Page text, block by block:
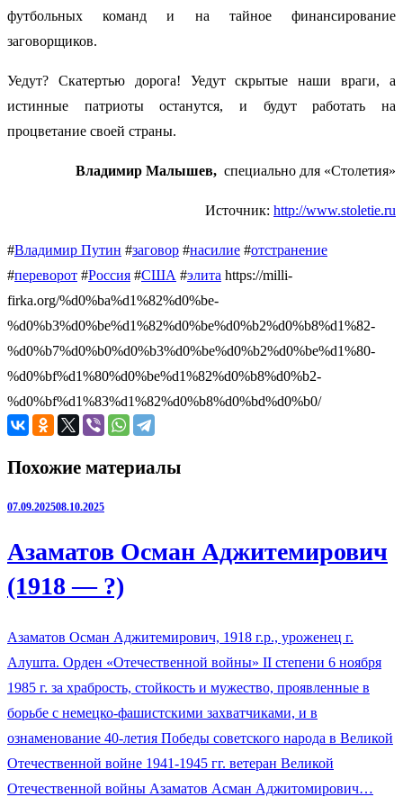
футбольных команд и на тайное финансирование
заговорщиков.
Уедут? Скатертью дорога! Уедут скрытые наши враги, а
истинные патриоты останутся, и будут работать на
процветание своей страны.
Владимир Малышев, специально для «Столетия»
Источник: http://www.stoletie.ru
#Владимир Путин #заговор #насилие #отстранение
#переворот #Россия #США #элита https://milli-
firka.org/%d0%ba%d1%82%d0%be-
%d0%b3%d0%be%d1%82%d0%be%d0%b2%d0%b8%d1%82-
%d0%b7%d0%b0%d0%b3%d0%be%d0%b2%d0%be%d1%80-
%d0%bf%d1%80%d0%be%d1%82%d0%b8%d0%b2-
%d0%bf%d1%83%d1%82%d0%b8%d0%bd%d0%b0/
Похожие материалы
07.09.202508.10.2025
Азаматов Осман Аджитемирович
(1918 — ?)
Азаматов Осман Аджитемирович, 1918 г.р., уроженец г.
Алушта. Орден «Отечественной войны» II степени 6 ноября
1985 г. за храбрость, стойкость и мужество, проявленные в
борьбе с немецко-фашистскими захватчиками, и в
ознаменование 40-летия Победы советского народа в Великой
Отечественной войне 1941-1945 гг. ветеран Великой
Отечественной войны Азаматов Асман Аджитомирович…